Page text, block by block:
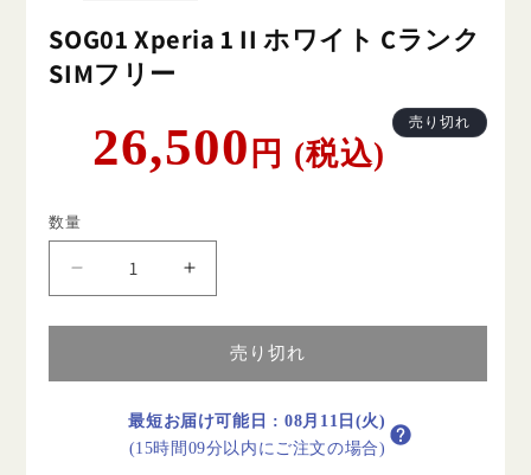
SOG01 Xperia 1 II ホワイト Cランク
SIMフリー
常
26,500 円 (税込)
売り切れ
数量
SOG01
Xperia
1
ホ
SOG01
Xperia
1
ホ
ワ
イ
売り切れ
最短お届け可能日 :08月11日(火)
(15時間09分以内にご注文の場合)